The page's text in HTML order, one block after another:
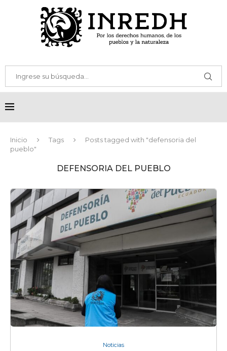
Inicio Tags
Posts tagged with "defensoria del
pueblo"
DEFENSORIA DEL PUEBLO
Noticias